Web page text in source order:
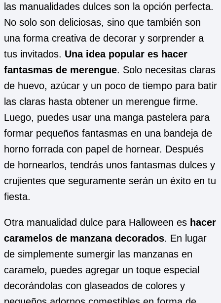
las manualidades dulces son la opción perfecta.
No solo son deliciosas, sino que también son
una forma creativa de decorar y sorprender a
tus invitados. Una idea popular es hacer
fantasmas de merengue. Solo necesitas claras
de huevo, azúcar y un poco de tiempo para batir
las claras hasta obtener un merengue firme.
Luego, puedes usar una manga pastelera para
formar pequeños fantasmas en una bandeja de
horno forrada con papel de hornear. Después
de hornearlos, tendrás unos fantasmas dulces y
crujientes que seguramente serán un éxito en tu
fiesta.
Otra manualidad dulce para Halloween es hacer
caramelos de manzana decorados. En lugar
de simplemente sumergir las manzanas en
caramelo, puedes agregar un toque especial
decorándolas con glaseados de colores y